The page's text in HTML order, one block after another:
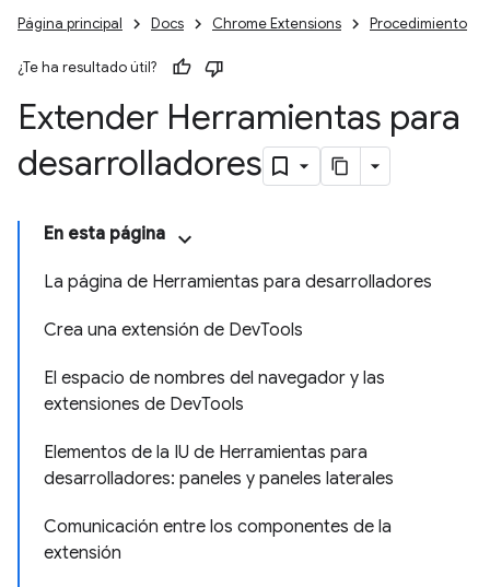
Página principal Docs Chrome Extensions Procedimiento
¿Te ha resultado útil?
Extender Herramientas para
desarrolladores
En esta página
La página de Herramientas para desarrolladores
Crea una extensión de DevTools
El espacio de nombres del navegador y las
extensiones de DevTools
Elementos de la IU de Herramientas para
desarrolladores: paneles y paneles laterales
Comunicación entre los componentes de la
extensión